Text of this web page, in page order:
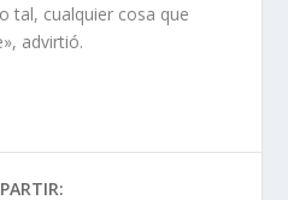
tal, cualquier cosa que
advirtió.